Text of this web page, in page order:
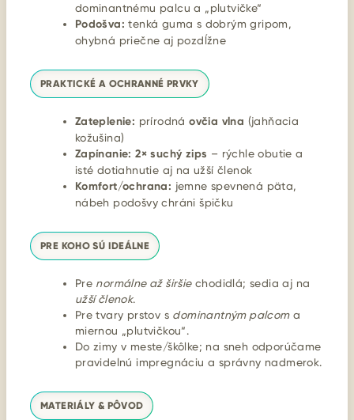
dominantnému palcu a „plutvičke“
Podošva: tenká guma s dobrým gripom,
ohybná priečne aj pozdĺžne
PRAKTICKÉ A OCHRANNÉ PRVKY
Zateplenie: prírodnáovčia vlna (jahňacia
kožušina)
Zapínanie: 2× suchý zips – rýchle obutie a
isté dotiahnutie aj na užší členok
Komfort/ochrana: jemne spevnená päta,
nábeh podošvy chráni špičku
PRE KOHO SÚ IDEÁLNE
Pre normálne až širšiechodidlá; sedia aj na
užší členok.
Pre tvary prstov s dominantným palcoma
miernou „plutvičkou“.
Do zimy v meste/škôlke; na sneh odporúčame
pravidelnú impregnáciu a správny nadmerok.
MATERIÁLY & PÔVOD